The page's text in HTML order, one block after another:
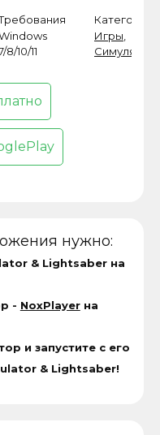
8/10/11
Категория
Игры
нужно:
& Lightsaber на
- NoxPlayerна
и запустите с его
& Lightsaber!